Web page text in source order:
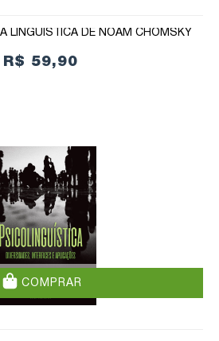
LINGUÍSTICA DE NOAM CHOMSKY
R$ 59,90
COMPRAR